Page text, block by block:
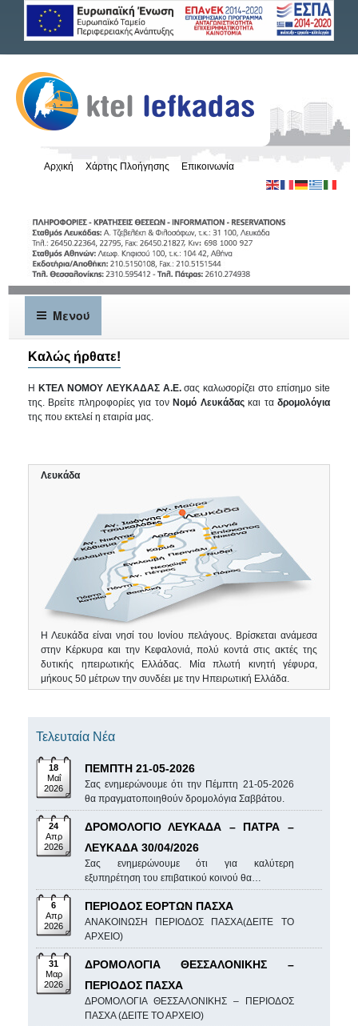
Αρχική Χάρτης Πλοήγησης Επικοινωνία
Μενού
Καλώς ήρθατε!
Η ΚΤΕΛ ΝΟΜΟΥ ΛΕΥΚΑΔΑΣ Α.Ε.σας καλωσορίζει στο επίσημο site
της. Βρείτε πληροφορίες για τονΝομό Λευκάδαςκαι ταδρομολόγια
της που εκτελεί η εταιρία μας.
Λευκάδα
Η Λευκάδα είναι νησί του Ιονίου πελάγους. Βρίσκεται ανάμεσα
στην Κέρκυρα και την Κεφαλονιά, πολύ κοντά στις ακτές της
δυτικής ηπειρωτικής Ελλάδας. Μία πλωτή κινητή γέφυρα,
μήκους 50 μέτρων την συνδέει με την Ηπειρωτική Ελλάδα.
Τελευταία Νέα
18
Μαΐ
2026
ΠΕΜΠΤΗ 21-05-2026
Σας ενημερώνουμε ότι την Πέμπτη 21-05-2026
θα πραγματοποιηθούν δρομολόγια Σαββάτου.
24
Απρ
2026
ΔΡΟΜΟΛΟΓΙΟ ΛΕΥΚΑΔΑ – ΠΑΤΡΑ –
ΛΕΥΚΑΔΑ 30/04/2026
Σας ενημερώνουμε ότι για καλύτερη
εξυπηρέτηση του επιβατικού κοινού θα…
6
Απρ
2026
ΠΕΡΙΟΔΟΣ ΕΟΡΤΩΝ ΠΑΣΧΑ
ΑΝΑΚΟΙΝΩΣΗ ΠΕΡΙΟΔΟΣ ΠΑΣΧΑ(ΔΕΙΤΕ ΤΟ
ΑΡΧΕΙΟ)
31
Μαρ
2026
ΔΡΟΜΟΛΟΓΙΑ ΘΕΣΣΑΛΟΝΙΚΗΣ –
ΠΕΡΙΟΔΟΣ ΠΑΣΧΑ
ΔΡΟΜΟΛΟΓΙΑ ΘΕΣΣΑΛΟΝΙΚΗΣ – ΠΕΡΙΟΔΟΣ
ΠΑΣΧΑ (ΔΕΙΤΕ ΤΟ ΑΡΧΕΙΟ)